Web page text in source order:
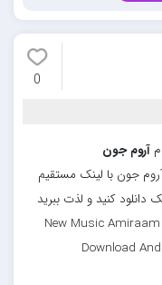
0
آروم جون
آروم جون با لینک مستقیم
دانلود کنید و لذت ببرید
New Music
Download